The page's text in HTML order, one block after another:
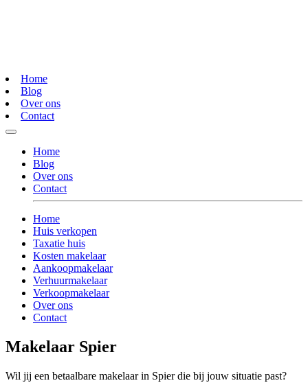
Home
Blog
Over ons
Contact
Home
Blog
Over ons
Contact
Home
Huis verkopen
Taxatie huis
Kosten makelaar
Aankoopmakelaar
Verhuurmakelaar
Verkoopmakelaar
Over ons
Contact
Makelaar Spier
Wil jij een betaalbare makelaar in Spier die bij jouw situatie past?